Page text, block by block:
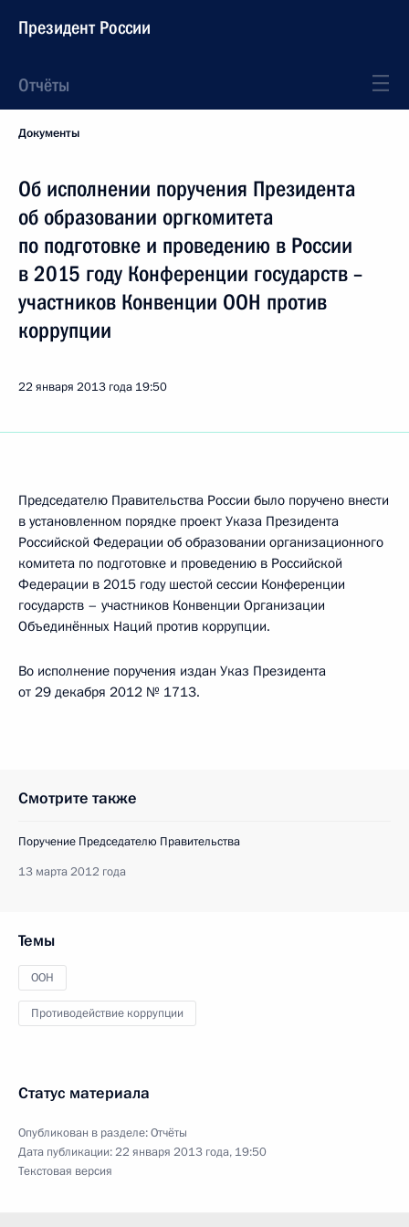
Президент России
Отчёты
Документы
Об исполнении поручения Президента
об образовании оргкомитета
по подготовке и проведению в России
в 2015 году Конференции государств –
участников Конвенции ООН против
коррупции
22 января 2013 года 19:50
Председателю Правительства России было поручено внести
в установленном порядке проект Указа Президента
Российской Федерации об образовании организационного
комитета по подготовке и проведению в Российской
Федерации в 2015 году шестой сессии Конференции
государств – участников Конвенции Организации
Объединённых Наций против коррупции.
Во исполнение поручения издан Указ Президента
от 29 декабря 2012 № 1713.
Смотрите также
Поручение Председателю Правительства
13 марта 2012 года
Темы
ООН
Противодействие коррупции
Статус материала
Опубликован в разделе:Отчёты
Дата публикации:22 января 2013 года, 19:50
Текстовая версия